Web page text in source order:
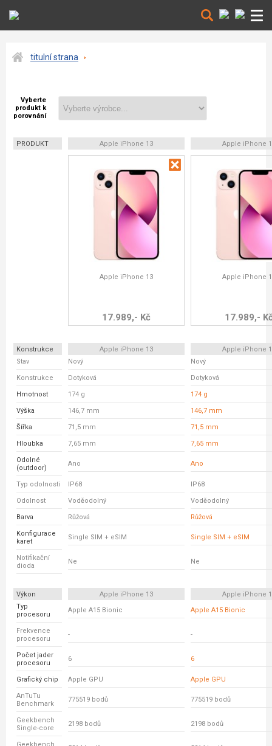
titulní strana
Vyberte
produkt k
porovnání
PRODUKT Apple iPhone 13 Apple iPhone
Apple iPhone 13
17.989,- Kč
Apple iPhone
17.989,-
Konstrukce Apple iPhone 13
Apple iPhone
Stav
Nový Nový
Konstrukce Dotyková Dotyková
Hmotnost 174 g 174 g
Výška 146,7 mm 146,7 mm
Šířka 71,5 mm 71,5 mm
Hloubka 7,65 mm 7,65 mm
Odolné
(outdoor)
Ano Ano
Typ odolnosti IP68 IP68
Odolnost Voděodolný Voděodolný
Barva Růžová Růžová
Konfigurace
karet
Single SIM + eSIM Single SIM + eSIM
Notifikační
dioda
Ne Ne
Výkon Apple iPhone 13
Apple iPhone
Typ
procesoru
Apple A15 Bionic Apple A15 Bionic
Frekvence
procesoru
- -
Počet jader
procesoru
6 6
Grafický chip Apple GPU Apple GPU
AnTuTu
Benchmark
775519 bodů 775519 bodů
Geekbench
Single-core
2198 bodů 2198 bodů